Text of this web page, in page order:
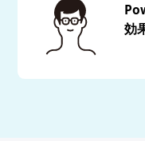
効